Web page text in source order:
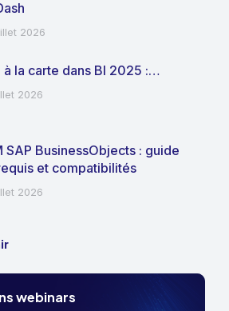
2026
à la carte dans BI 2025 :…
2026
SAP BusinessObjects : guide
et compatibilités
2026
webinars